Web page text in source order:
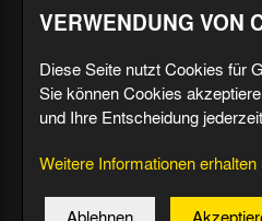
Radiostream
VERWENDUNG VON
Diese Seite nutzt Cookies für
Sie können Cookies
und Ihre Entscheidung
Weitere Informationen erhalten